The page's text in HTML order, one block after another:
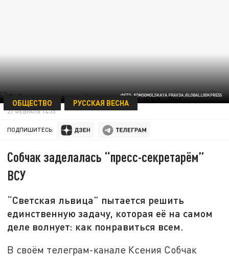
ФОТО: KOMSOMOLSKAYA PRAVDA /GLOBALLOOKPRESS
ОБЩЕСТВО РУССКАЯ ВЕСНА
27 ФЕВРАЛЯ 14:35
ПОДПИШИТЕСЬ:
Собчак заделалась “пресс-секретарём”
ВСУ
“Светская львица” пытается решить
единственную задачу, которая её на самом
деле волнует: как понравиться всем.
В своём телеграм-канале Ксения Собчак